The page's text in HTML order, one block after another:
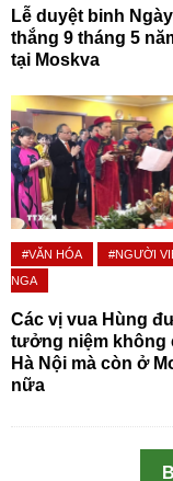
Lễ duyệt binh
thắng 9 tháng 5
tại Moskva
#VĂN HÓA
#NGƯỜI
NGA
Các vị vua Hùng
tưởng niệm không
Hà Nội mà còn ở
nữa